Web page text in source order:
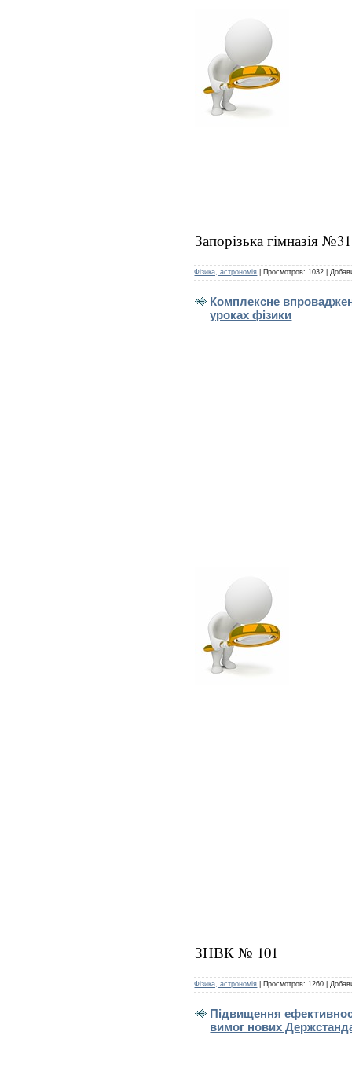
Запорізька гімназія №31
Фізика, астрономія Просмотров: 1032
Комплексне
уроках фізики
ЗНВК № 101
Фізика, астрономія Просмотров: 1260
Підвищення
вимог нових